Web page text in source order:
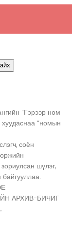
“Гэрээр ном
“номын
соён
шүлэг,
АРХИВ-БИЧИГ